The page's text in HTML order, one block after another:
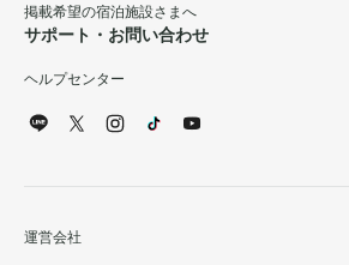
掲載希望の宿泊施設さまへ
サポート・お問い合わせ
ヘルプセンター
運営会社